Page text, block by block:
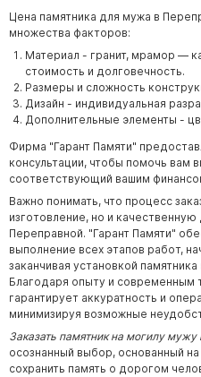
Цена памятника для мужа в
множества факторов:
Материал - гранит, мрамор —
стоимость и долговечность.
Размеры и сложность
Дизайн - индивидуальная
Дополнительные элементы -
Фирма "Гарант Памяти"
консультации, чтобы помочь вам
соответствующий вашим
Важно понимать, что процесс
изготовление, но и качественную
Переправной. "Гарант Памяти"
выполнение всех этапов работ,
заканчивая установкой
Благодаря опыту и современным
гарантирует аккуратность и
минимизируя возможные
Заказать памятник на могилу
осознанный выбор, основанный
сохранить память о дорогом